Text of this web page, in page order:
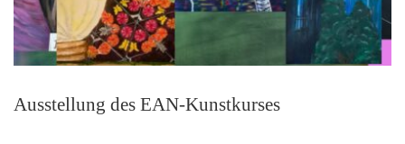
Ausstellung des EAN-Kunstkurses